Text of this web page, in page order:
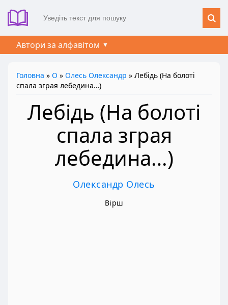
Автори за алфавітом
Головна » О » Олесь Олександр » Лебідь (На болоті
спала зграя лебедина…)
Лебідь (На болоті
спала зграя
лебедина…)
Олександр Олесь
Вірш